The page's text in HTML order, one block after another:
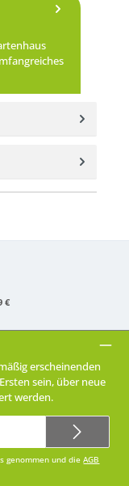
€
erscheinenden
sein, über neue
werden.
genommen und dieAGB